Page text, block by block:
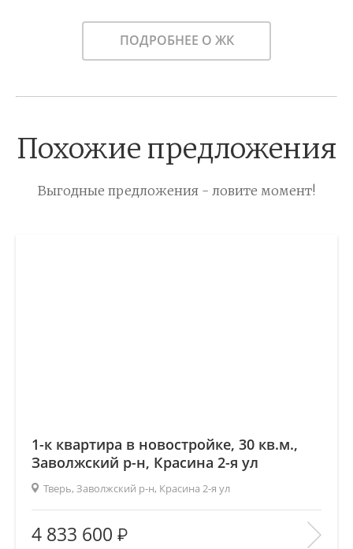
ПОДРОБНЕЕ О ЖК
Похожие предложения
Выгодные предложения - ловите момент!
1-к квартира в новостройке, 30 кв.м.,
Заволжский р-н, Красина 2-я ул
Тверь, Заволжский р-н, Красина 2-я ул
Площадь (общ/жил/кух), м2:
30.4/17/4.5
Количество комнат:
1
4 833 600